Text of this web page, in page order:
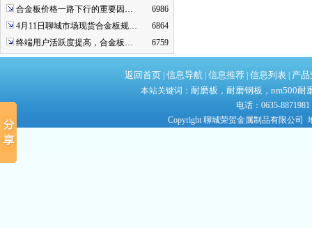
合金板价格一路下行的重要因…
6986
4月11日聊城市场现货合金板规…
6864
终端用户活跃度提高，合金板…
6759
返回首页 信息导航 信息推荐 信息列表 产
本站关键词： 耐磨板 ， 耐磨钢板 ， nm500耐
电话：0635-
Copyright 聊城荣贺金属制品有限公